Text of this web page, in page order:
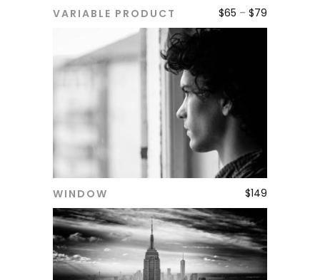
ADD TO CART
VARIABLE PRODUCT $65 – $79
WINDOW $149